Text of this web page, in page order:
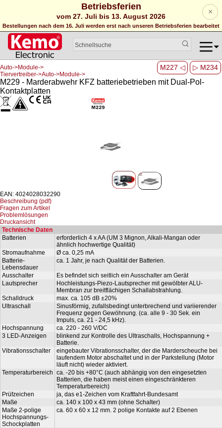
Betriebsferien
vom 27. Juli bis 13. August 2026
Bestellungen nach dem 16. Juli werden erst nach unseren Betriebsferien bearbeitet
×
M227 ◁ ▷ M234
Auto->Module->
Tiervertreiber->Auto->Module->
M229 - Marderabwehr KFZ batteriebetrieben mit Dual-Pol-
Kontaktplatten
EAN: 4024028032290
Beschreibung (pdf)
Fragen zum Artikel
Problemlösungen
Druckansicht
Technische Daten
Batterien
erforderlich 4 x AA (UM 3 Mignon, Alkali-Mangan oder
ähnlich hochwertige Qualität)
Stromaufnahme
Ø ca. 0,25 mA
Batterie-
Lebensdauer
ca. 1 Jahr, je nach Qualität der Batterien.
Ausschalter
Es befindet sich seitlich ein Ausschalter am Gerät
Lautsprecher
Hochleistungs-Piezo-Lautsprecher mit gewölbter ALU-
Membran zur breitflächigen Schallabstrahlung.
Schalldruck
max. ca. 105 dB ±20%
Ultraschall
Sinusförmig, zufallsbedingt unterbrechend und variierender
Frequenz gegen Gewöhnung. (ca. alle 9 - 30 Sek. ein
Impuls, ca. 21 - 24,5 kHz).
Hochspannung
ca. 220 - 260 V/DC
3 LED-Anzeigen
blinkend zur Kontrolle des Ultraschalls, Hochspannung +
Batterie.
Vibrationsschalter
eingebauter Vibrationsschalter, der die Marderscheuche bei
laufendem Motor abschaltet und in der Parkstellung (Motor
läuft nicht) wieder aktiviert.
Temperaturbereich ca. -20 bis +80°C (auch abhängig von den eingesetzten
Batterien, die haben meist einen eingeschränkteren
Temperaturbereich)
Prüfzeichen
ja, das e1-Zeichen vom Kraftfahrt-Bundesamt
Maße
ca. 140 x 100 x 43 mm (ohne Schalter)
Maße 2-polige
Hochspannungs-
Schockplatten
ca. 60 x 60 x 12 mm. 2 polige Kontakte auf 2 Ebenen